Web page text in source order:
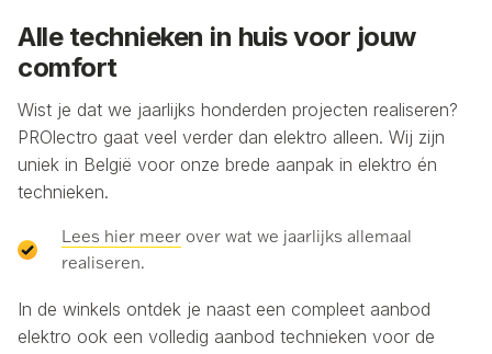
Alle technieken in huis voor jouw
comfort
Wist je dat we jaarlijks honderden projecten realiseren?
PROlectro gaat veel verder dan elektro alleen. Wij zijn
uniek in België voor onze brede aanpak in elektro én
technieken.
Lees hier meer over wat we jaarlijks allemaal
realiseren.
In de winkels ontdek je naast een compleet aanbod
elektro ook een volledig aanbod technieken voor de